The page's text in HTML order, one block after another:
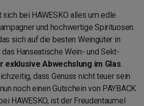
bei HAWESKO alles um edle
und hochwertige Spirituosen.
sich auf die besten Weingüter in
Hanseatische Wein- und Sekt-
exklusive Abwechslung im Glas.
dass Genuss nicht teuer sein
noch einen Gutschein von PAYBACK
HAWESKO, ist der Freudentaumel